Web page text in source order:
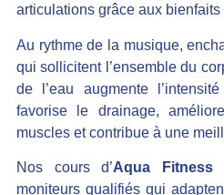
articulations grâce aux bienfaits
Au rythme de la musique,
qui sollicitent l’ensemble du
de l’eau augmente
favorise le drainage,
muscles et contribue à une
Nos cours d’Aqua Fitness
moniteurs qualifiés qui